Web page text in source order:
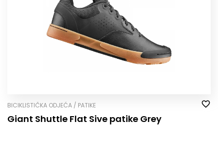
BICIKLISTIČKA ODJEĆA / PATIKE
Giant Shuttle Flat Sive patike Grey